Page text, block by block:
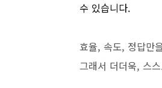
수 있습니다.
효율, 속도, 정답만
그래서 더더욱, 스